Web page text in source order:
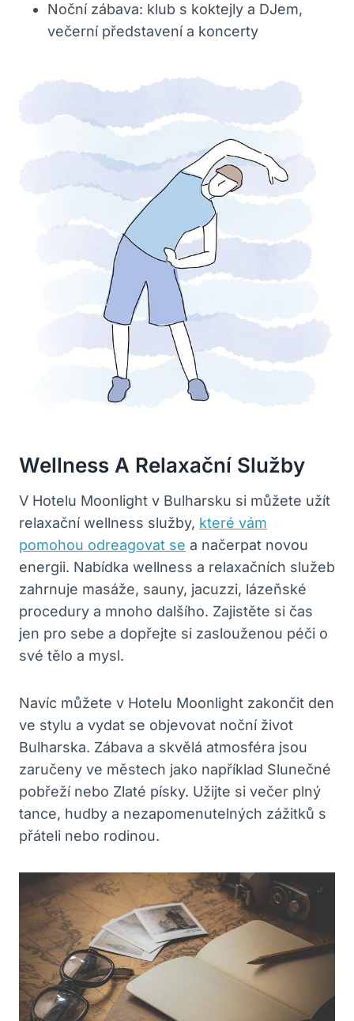
Noční zábava: klub s koktejly a DJem,
večerní představení a koncerty
Wellness A Relaxační Služby
V Hotelu Moonlight v Bulharsku si můžete užít
relaxační wellness služby, které vám
pomohou odreagovat se a načerpat novou
energii. Nabídka wellness a relaxačních služeb
zahrnuje masáže, sauny, jacuzzi, lázeňské
procedury a mnoho dalšího. Zajistěte si čas
jen pro sebe a dopřejte si zaslouženou péči o
své tělo a mysl.
Navíc můžete v Hotelu Moonlight zakončit den
ve stylu a vydat se objevovat noční život
Bulharska. Zábava a skvělá atmosféra jsou
zaručeny ve městech jako například Slunečné
pobřeží nebo Zlaté písky. Užijte si večer plný
tance, hudby a nezapomenutelných zážitků s
přáteli nebo rodinou.